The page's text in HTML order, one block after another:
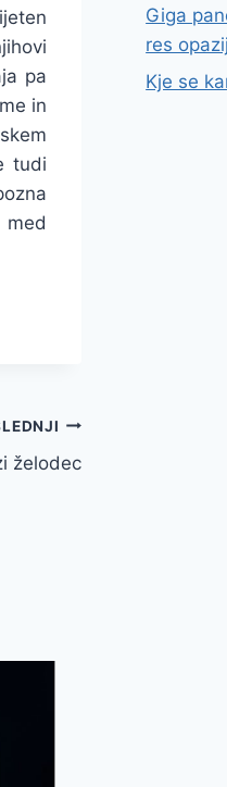
pa
in
tudi
želodec
Giga
res
Kje se